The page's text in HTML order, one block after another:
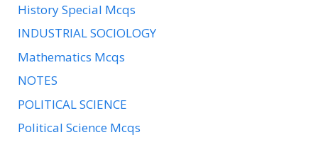
History Special Mcqs
INDUSTRIAL SOCIOLOGY
Mathematics Mcqs
NOTES
POLITICAL SCIENCE
Political Science Mcqs